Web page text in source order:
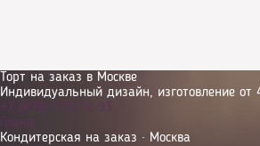
Торт на заказ в Москве
Индивидуальный дизайн, изготовление от
+7 (499) 113-70-93
Гранд
Кондитерская на заказ · Москва